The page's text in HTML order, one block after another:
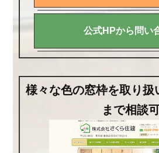
公式HPから問い
様々な色の窓枠を取り扱
まで相談